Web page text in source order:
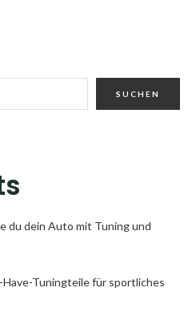
SUCHEN
du dein Auto mit Tuning und
Have-Tuningteile für sportliches